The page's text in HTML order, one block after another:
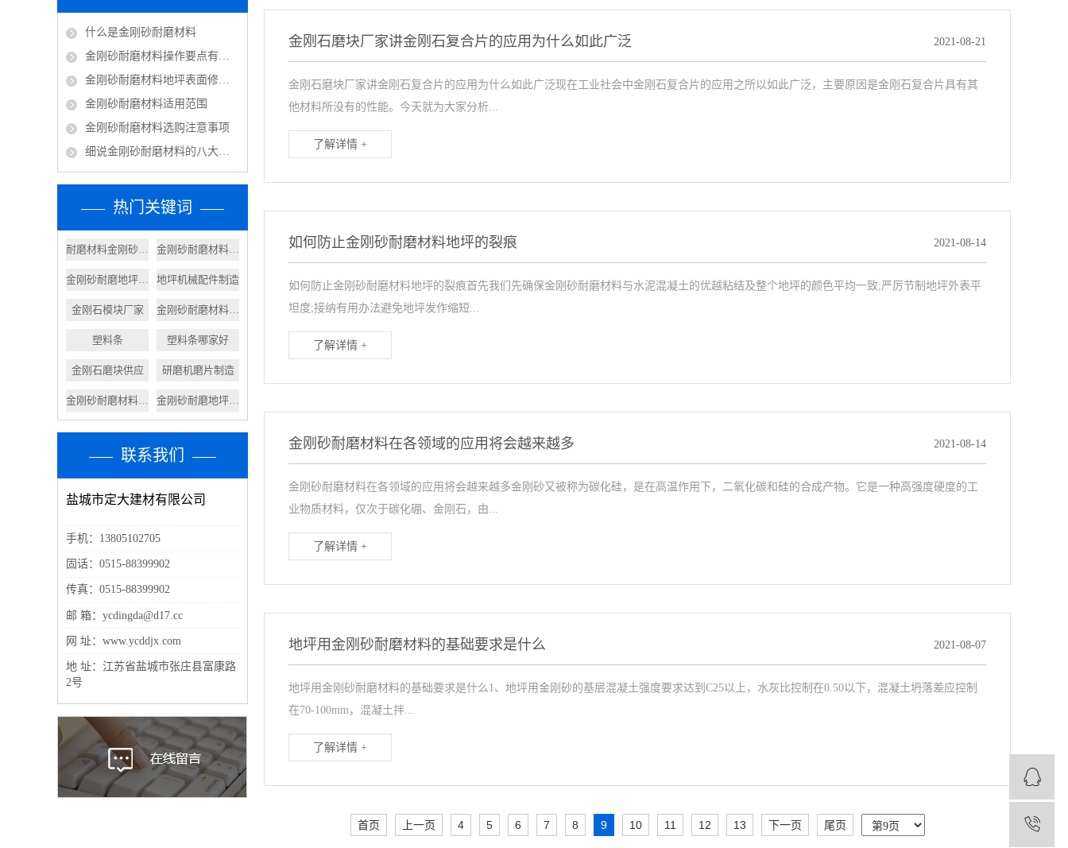
什么是金刚砂耐磨材料
金刚砂耐磨材料操作要点有哪些呢
金刚砂耐磨材料地坪表面修饰及养护
金刚砂耐磨材料适用范围
金刚砂耐磨材料选购注意事项
细说金刚砂耐磨材料的八大优点
热门关键词
耐磨材料金刚砂价格 金刚砂耐磨材料定制
金刚砂耐磨地坪材料 地坪机械配件制造
金刚石模块厂家 金刚砂耐磨材料报价
塑料条 塑料条哪家好
金刚石磨块供应 研磨机磨片制造
金刚砂耐磨材料施工 金刚砂耐磨地坪厂家
联系我们
盐城市定大建材有限公司
手机：13805102705
固话：0515-88399902
传真：0515-88399902
邮 箱：ycdingda@d17.cc
网 址：www.ycddjx.com
地 址：江苏省盐城市张庄县富康路
2号
金刚石磨块厂家讲金刚石复合片的应用为什么如此广泛 2021-08-21
金刚石磨块厂家讲金刚石复合片的应用为什么如此广泛现在工业社会中金刚石复合片的应用之所以如此广泛，主要原因是金刚石复合片具有其
他材料所没有的性能。今天就为大家分析...
了解详情 +
如何防止金刚砂耐磨材料地坪的裂痕 2021-08-14
如何防止金刚砂耐磨材料地坪的裂痕首先我们先确保金刚砂耐磨材料与水泥混凝土的优越粘结及整个地坪的颜色平均一致;严厉节制地坪外表平
坦度;接纳有用办法避免地坪发作缩短...
了解详情 +
金刚砂耐磨材料在各领域的应用将会越来越多 2021-08-14
金刚砂耐磨材料在各领域的应用将会越来越多金刚砂又被称为碳化硅，是在高温作用下，二氧化碳和硅的合成产物。它是一种高强度硬度的工
业物质材料，仅次于碳化硼、金刚石，由...
了解详情 +
地坪用金刚砂耐磨材料的基础要求是什么 2021-08-07
地坪用金刚砂耐磨材料的基础要求是什么1、地坪用金刚砂的基层混凝土强度要求达到C25以上，水灰比控制在0.50以下，混凝土坍落差应控制
在70-100mm，混凝土拌...
了解详情 +
首页 上一页 4 5 6 7 8 9 10 11 12 13 下一页 尾页